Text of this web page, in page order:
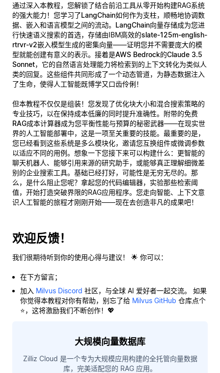
通过深入本教程，您解锁了结合前沿工具从零开始构建RAG系统
的强大能力！您学习了LangChain如何作为支柱，顺畅地协调数
据、嵌入和语言模型之间的流动。 LangChain向量存储成为您进
行快速语义搜索的首选，存储由IBM高效的slate-125m-english-
rtrvr-v2嵌入模型生成的密集向量——证明您并不需要庞大的模
型就能创建有意义的表示。接着是AWS Bedrock的Claude 3.5
Sonnet，它的自然语言处理能力将检索到的上下文转化为类似人
类的回复。这些组件共同形成了一个动态管道，为静态数据注入
了生命，使得人工智能既博学又口齿伶俐！
但本教程不仅仅是组装！您发现了优化块大小和混合搜索策略的
专业技巧，以在保持成本低廉的同时提升准确性。附带的免费
RAG成本计算器成为您平衡性能与预算的秘密武器——在现实世
界的人工智能部署中，这是一项至关重要的技能。最重要的是，
您已经看到这些系统是多么模块化，邀请您互换组件或微调参数
以适应不同的用例。想象一下您接下来可以构建什么：更智能的
聊天机器人、能够引用来源的研究助手，或能够真正理解细微差
别的企业搜索工具。基础已经打好，可能性是无穷无尽的。那
么，是什么阻止您呢？拿起您的代码编辑器，实验那些检索阈
值，开始打造突破界限的RAG应用程序。您走向智能、上下文意
识人工智能的旅程才刚刚开始——现在去创造非凡的成果吧！
欢迎反馈！
我们很期待听到你的使用心得与建议！ 🌟 你可以：
在下方留言；
加入 Milvus Discord 社区，与全球 AI 爱好者一起交流。 如果
你觉得本教程对你有帮助，别忘了给 Milvus GitHub 仓库点个
⭐，这将激励我们不断创作！💖
大规模向量数据库
Zilliz Cloud 是一个专为大规模应用构建的全托管向量数据
库，完美适配您的 RAG 应用。